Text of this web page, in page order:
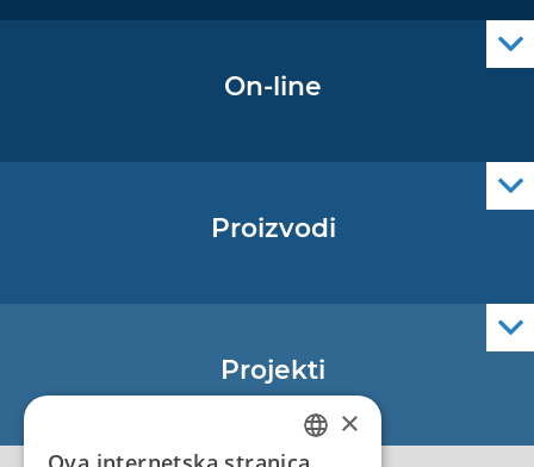
On-line
Proizvodi
Projekti
EU - Projekt Core
EU - EU/IPA Projekt JASPPer
×